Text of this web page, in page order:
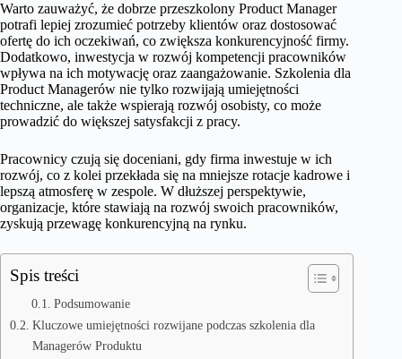
Warto zauważyć, że dobrze przeszkolony Product Manager
potrafi lepiej zrozumieć potrzeby klientów oraz dostosować
ofertę do ich oczekiwań, co zwiększa konkurencyjność firmy.
Dodatkowo, inwestycja w rozwój kompetencji pracowników
wpływa na ich motywację oraz zaangażowanie. Szkolenia dla
Product Managerów nie tylko rozwijają umiejętności
techniczne, ale także wspierają rozwój osobisty, co może
prowadzić do większej satysfakcji z pracy.
Pracownicy czują się doceniani, gdy firma inwestuje w ich
rozwój, co z kolei przekłada się na mniejsze rotacje kadrowe i
lepszą atmosferę w zespole. W dłuższej perspektywie,
organizacje, które stawiają na rozwój swoich pracowników,
zyskują przewagę konkurencyjną na rynku.
Spis treści
Podsumowanie
Kluczowe umiejętności rozwijane podczas szkolenia dla
Managerów Produktu